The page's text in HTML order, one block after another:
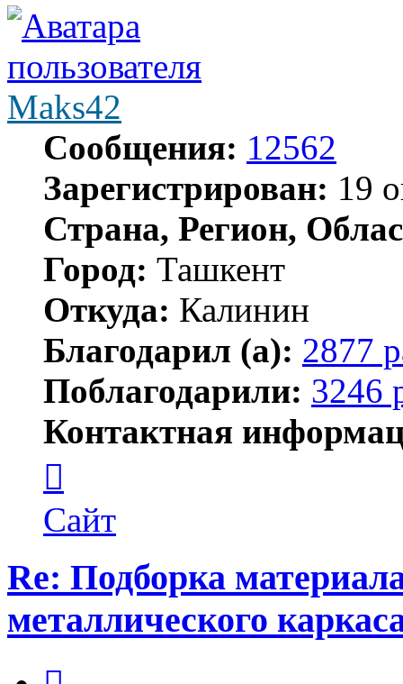
Maks42
Сообщения: 12562
Зарегистрирован: 19
Страна, Регион,
Город: Ташкент
Откуда: Калинин
Благодарил (а): 2877
Поблагодарили: 3246
Контактная
пользователя
Maks42
Сайт
Re: Подборка
металлического